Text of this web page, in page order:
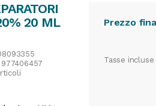
20 ML
977406457
Prezzo
Tasse incluse